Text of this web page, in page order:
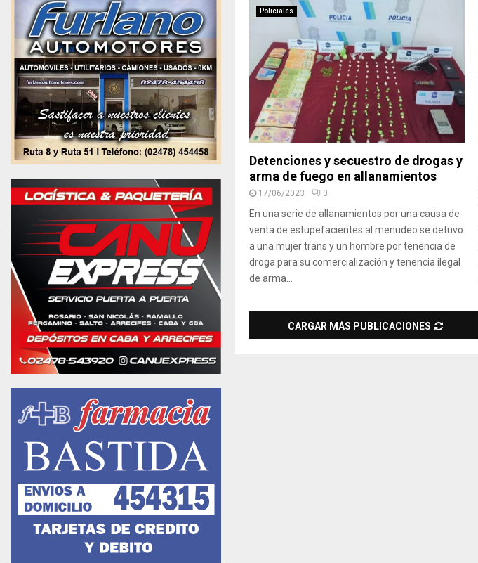
Policiales
Detenciones y secuestro de drogas y
arma de fuego en allanamientos
17/06/2023 0
En una serie de allanamientos por una causa de
venta de estupefacientes al menudeo se detuvo
a una mujer trans y un hombre por tenencia de
droga para su comercialización y tenencia ilegal
de arma...
CARGAR MÁS PUBLICACIONES